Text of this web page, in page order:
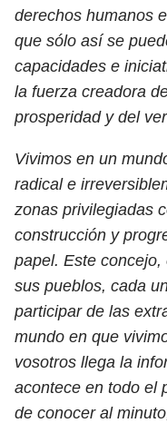
derechos humanos
que sólo así se
capacidades e
la fuerza creadora
prosperidad y del
Vivimos en un
radical e
zonas privilegiadas
construcción y
papel. Este
sus pueblos, cada
participar de las
mundo en que
vosotros llega la
acontece en todo el
de conocer al